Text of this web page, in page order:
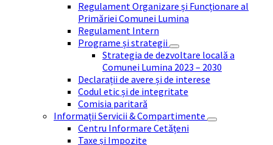
Regulament Organizare și Funcționare al
Primăriei Comunei Lumina
Regulament Intern
Programe și strategii
Strategia de dezvoltare locală a
Comunei Lumina 2023 – 2030
Declarații de avere și de interese
Codul etic și de integritate
Comisia paritară
Informații Servicii & Compartimente
Centru Informare Cetățeni
Taxe și Impozite